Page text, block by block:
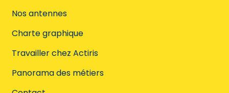
Nos antennes
Charte graphique
Travailler chez Actiris
Panorama des métiers